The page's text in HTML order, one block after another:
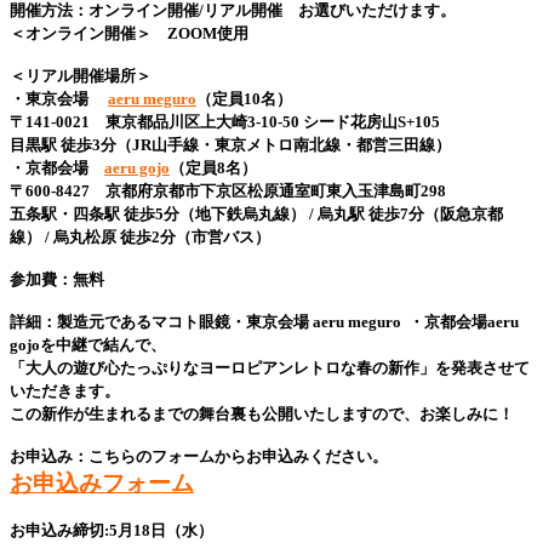
開催方法：オンライン開催/リアル開催 お選びいただけます。
＜オンライン開催＞ ZOOM使用
＜リアル開催場所＞
・東京会場
aeru meguro （定員10名）
〒141-0021 東京都品川区上大崎3-10-50 シード花房山S+105
目黒駅 徒歩3分（JR山手線・東京メトロ南北線・都営三田線）
・京都会場 aeru gojo （定員8名）
〒600-8427 京都府京都市下京区松原通室町東入玉津島町298
五条駅・四条駅 徒歩5分（地下鉄烏丸線） / 烏丸駅 徒歩7分（阪急京都
線） / 烏丸松原 徒歩2分（市営バス）
参加費：無料
詳細：製造元であるマコト眼鏡・東京会場 aeru meguro ・京都会場aeru
gojoを中継で結んで、
「大人の遊び心たっぷりなヨーロピアンレトロな春の新作」を発表させて
いただきます。
この新作が生まれるまでの舞台裏も公開いたしますので、お楽しみに！
お申込み：こちらのフォームからお申込みください。
お申込みフォーム
お申込み締切:5月18日（水）